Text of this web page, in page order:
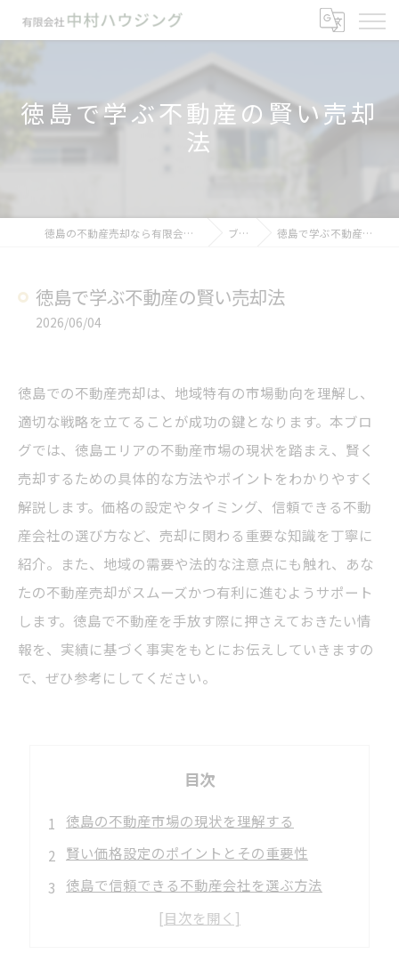
徳島で学ぶ不動産の賢い売却
法
徳島の不動産売却なら有限会社中村ハウジング ブログ 徳島で学ぶ不動産の賢い売却法
徳島で学ぶ不動産の賢い売却法
2026/06/04
徳島での不動産売却は、地域特有の市場動向を理解し、
適切な戦略を立てることが成功の鍵となります。本ブロ
グでは、徳島エリアの不動産市場の現状を踏まえ、賢く
売却するための具体的な方法やポイントをわかりやすく
解説します。価格の設定やタイミング、信頼できる不動
産会社の選び方など、売却に関わる重要な知識を丁寧に
紹介。また、地域の需要や法的な注意点にも触れ、あな
たの不動産売却がスムーズかつ有利に進むようサポート
します。徳島で不動産を手放す際に押さえておきたい情
報を、実績に基づく事実をもとにお伝えしていきますの
で、ぜひ参考にしてください。
目次
徳島の不動産市場の現状を理解する
賢い価格設定のポイントとその重要性
徳島で信頼できる不動産会社を選ぶ方法
売却のタイミングと法律上の注意点